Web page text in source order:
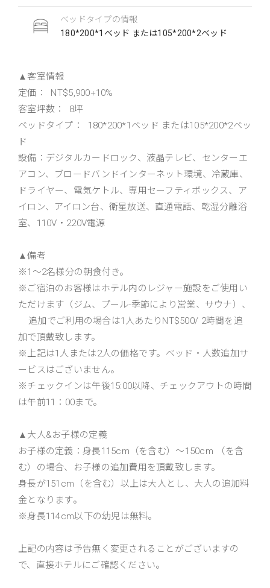
ベッドタイプの情報
180*200*1ベッド または105*200*2ベッド
▲客室情報
定価： NT$5,900+10%
客室坪数： 8坪
ベッドタイプ： 180*200*1ベッド または105*200*2ベッ
ド
設備：デジタルカードロック、液晶テレビ、センターエ
アコン、ブロードバンドインターネット環境、冷蔵庫、
ドライヤー、電気ケトル、専用セーフティボックス、ア
イロン、アイロン台、衛星放送、直通電話、乾湿分離浴
室、110V・220V電源
▲備考
※1～2名様分の朝食付き。
※ご宿泊のお客様はホテル内のレジャー施設をご使用い
ただけます（ジム、プール-季節により営業、サウナ）、
追加でご利用の場合は1人あたりNT$500/ 2時間を追
加で頂戴致します。
※上記は1人または2人の価格です。ベッド・人数追加サ
ービスはございません。
※チェックインは午後15:00以降、チェックアウトの時間
は午前11：00まで。
▲大人&お子様の定義
お子様の定義：身長115cm（を含む）～150cm （を含
む）の場合、お子様の追加費用を頂戴致します。
身長が151cm（を含む）以上は大人とし、大人の追加料
金となります。
※身長114cm以下の幼児は無料。
上記の内容は予告無く変更されることがございますの
で、直接ホテルにご確認ください。